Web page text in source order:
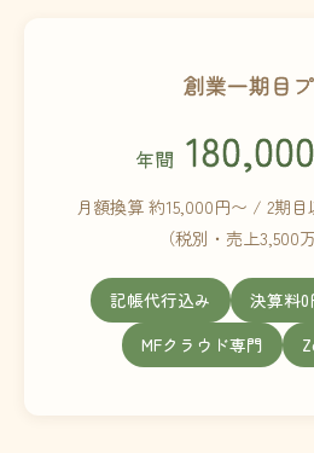
創業一期目
年間 180,000
月額換算 約15,000円〜 / 2期
（税別・売上3,500
記帳代行込み 決算料0
MFクラウド専門